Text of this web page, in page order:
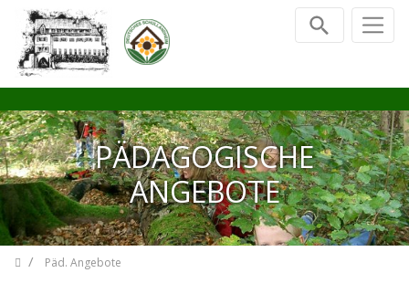
Zum Inhalt springen
PÄDAGOGISCHE
ANGEBOTE
Päd. Angebote